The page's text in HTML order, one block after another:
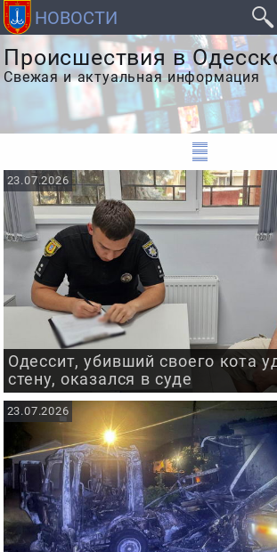
Происшествия в
Свежая и актуальная информация
Одессит, убивший своего кота
стену, оказался в суде
23.07.2026
23.07.2026